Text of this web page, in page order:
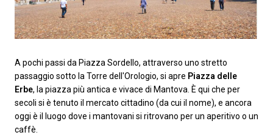
A pochi passi da Piazza Sordello, attraverso uno stretto
passaggio sotto la Torre dell'Orologio, si apre Piazza delle
Erbe, la piazza più antica e vivace di Mantova. È qui che per
secoli si è tenuto il mercato cittadino (da cui il nome), e ancora
oggi è il luogo dove i mantovani si ritrovano per un aperitivo o un
caffè.